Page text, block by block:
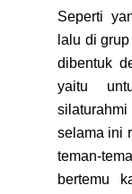
Seperti
lalu di
dibentuk
yaitu
selama ini
teman-
bertemu